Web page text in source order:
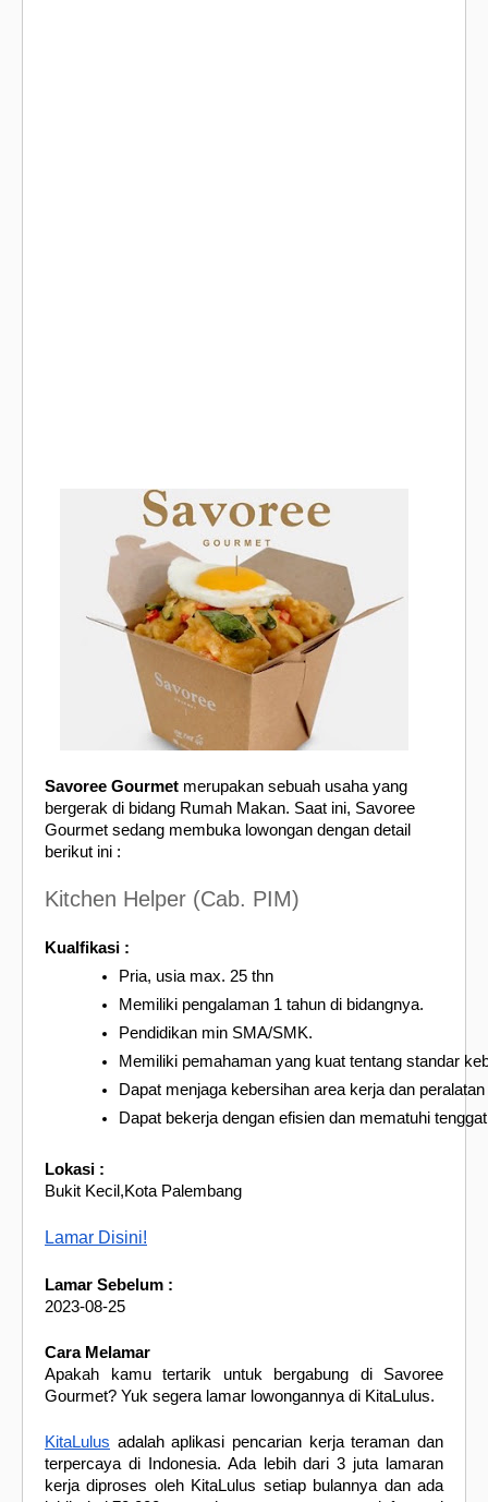
Savoree Gourmet merupakan sebuah usaha yang
bergerak di bidang Rumah Makan. Saat ini, Savoree
Gourmet sedang membuka lowongan dengan detail
berikut ini :
Kitchen Helper (Cab. PIM)
Kualfikasi :
Pria, usia max. 25 thn
Memiliki pengalaman 1 tahun di bidangnya.
Pendidikan min SMA/SMK.
Memiliki pemahaman yang kuat tentang standar
Dapat menjaga kebersihan area kerja dan
Dapat bekerja dengan efisien dan mematuhi
Lokasi :
Bukit Kecil,Kota Palembang
Lamar Disini!
Lamar Sebelum :
2023-08-25
Cara Melamar
Apakah kamu tertarik untuk bergabung di Savoree
Gourmet? Yuk segera lamar lowongannya di KitaLulus.
KitaLulus adalah aplikasi pencarian kerja teraman dan
terpercaya di Indonesia. Ada lebih dari 3 juta lamaran
kerja diproses oleh KitaLulus setiap bulannya dan ada